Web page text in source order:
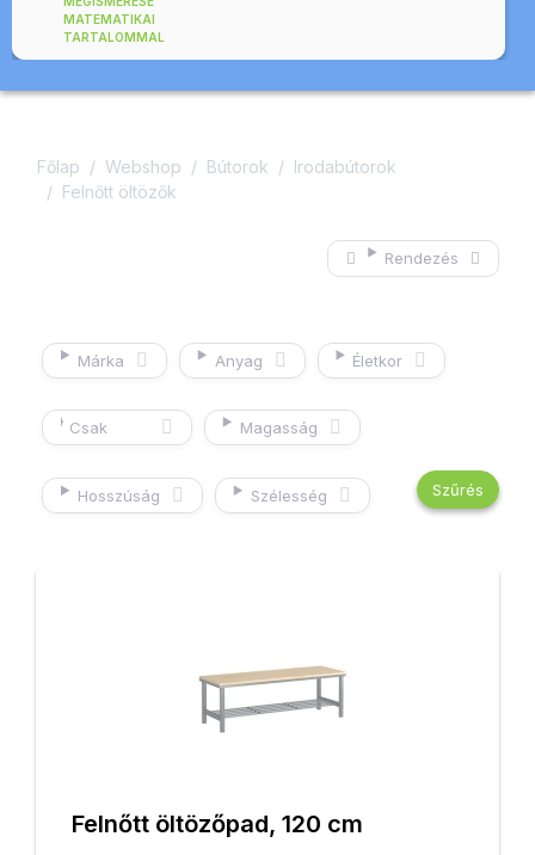
MATEMATIKAI
TARTALOMMAL
Főlap Webshop Bútorok
Irodabútorok
Felnőtt öltözők
Rendezés
Márka Anyag Életkor
Csak
készleten
termékek
mutatása
Magasság
Hosszúság Szélesség
Felnőtt öltözőpad, 120 cm